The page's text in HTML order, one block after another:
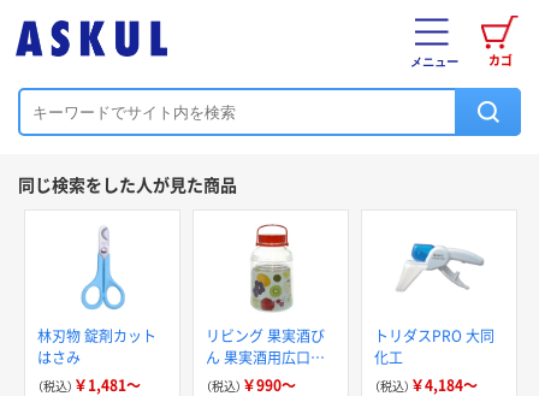
カゴ
メニュー
同じ検索をした人が見た商品
林刃物 錠剤カット
はさみ
（税込） ￥1,481～
リビング 果実酒び
ん 果実酒用広口び
ん
（税込） ￥990～
トリダスPRO 大同
化工
（税込） ￥4,184～